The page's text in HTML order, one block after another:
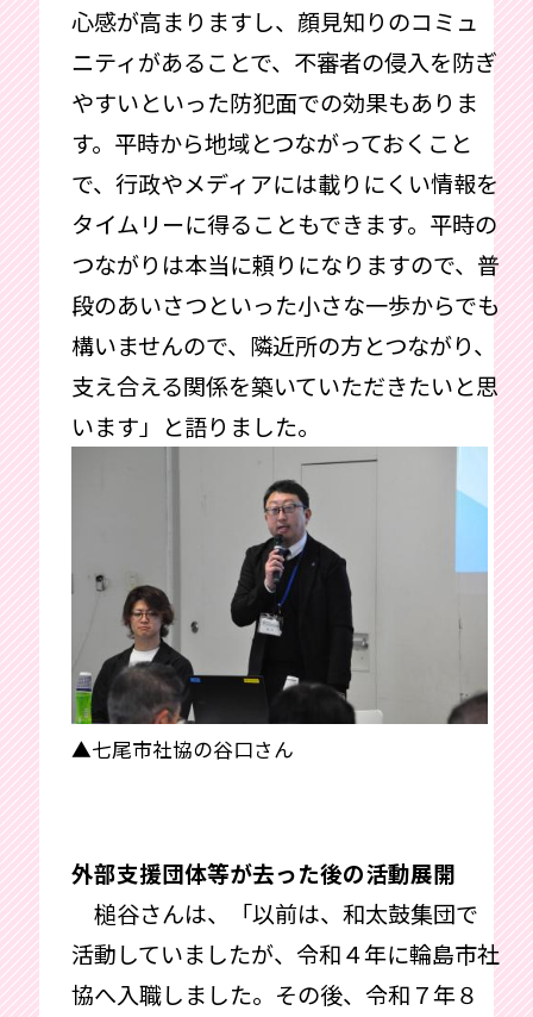
心感が高まりますし、顔見知りのコミュ
ニティがあることで、不審者の侵入を防ぎ
やすいといった防犯面での効果もありま
す。平時から地域とつながっておくこと
で、行政やメディアには載りにくい情報を
タイムリーに得ることもできます。平時の
つながりは本当に頼りになりますので、普
段のあいさつといった小さな一歩からでも
構いませんので、隣近所の方とつながり、
支え合える関係を築いていただきたいと思
います」と語りました。
▲七尾市社協の谷口さん
外部支援団体等が去った後の活動展開
槌谷さんは、「以前は、和太鼓集団で
活動していましたが、令和４年に輪島市社
協へ入職しました。その後、令和７年８